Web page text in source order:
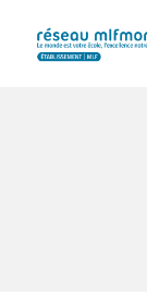
content